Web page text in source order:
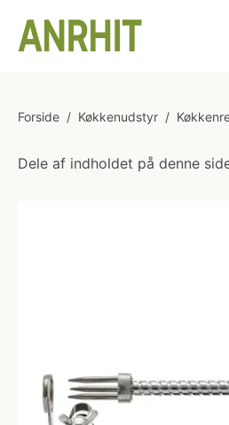
Forside / Køkkenudstyr /
Dele af indholdet på denne